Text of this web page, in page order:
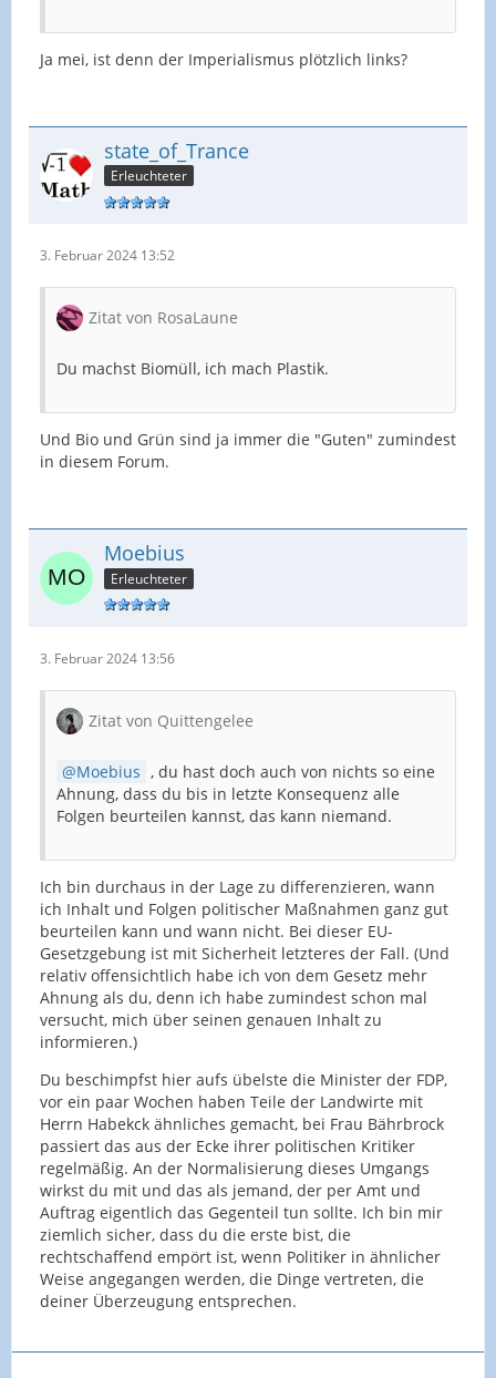
Ja mei, ist denn der Imperialismus plötzlich links?
state_of_Trance
Erleuchteter
3. Februar 2024 13:52
Zitat von RosaLaune
Du machst Biomüll, ich mach Plastik.
Und Bio und Grün sind ja immer die "Guten" zumindest
in diesem Forum.
Moebius
Erleuchteter
3. Februar 2024 13:56
Zitat von Quittengelee
Moebius , du hast doch auch von nichts so eine
Ahnung, dass du bis in letzte Konsequenz alle
Folgen beurteilen kannst, das kann niemand.
Ich bin durchaus in der Lage zu differenzieren, wann
ich Inhalt und Folgen politischer Maßnahmen ganz gut
beurteilen kann und wann nicht. Bei dieser EU-
Gesetzgebung ist mit Sicherheit letzteres der Fall. (Und
relativ offensichtlich habe ich von dem Gesetz mehr
Ahnung als du, denn ich habe zumindest schon mal
versucht, mich über seinen genauen Inhalt zu
informieren.)
Du beschimpfst hier aufs übelste die Minister der FDP,
vor ein paar Wochen haben Teile der Landwirte mit
Herrn Habekck ähnliches gemacht, bei Frau Bährbrock
passiert das aus der Ecke ihrer politischen Kritiker
regelmäßig. An der Normalisierung dieses Umgangs
wirkst du mit und das als jemand, der per Amt und
Auftrag eigentlich das Gegenteil tun sollte. Ich bin mir
ziemlich sicher, dass du die erste bist, die
rechtschaffend empört ist, wenn Politiker in ähnlicher
Weise angegangen werden, die Dinge vertreten, die
deiner Überzeugung entsprechen.